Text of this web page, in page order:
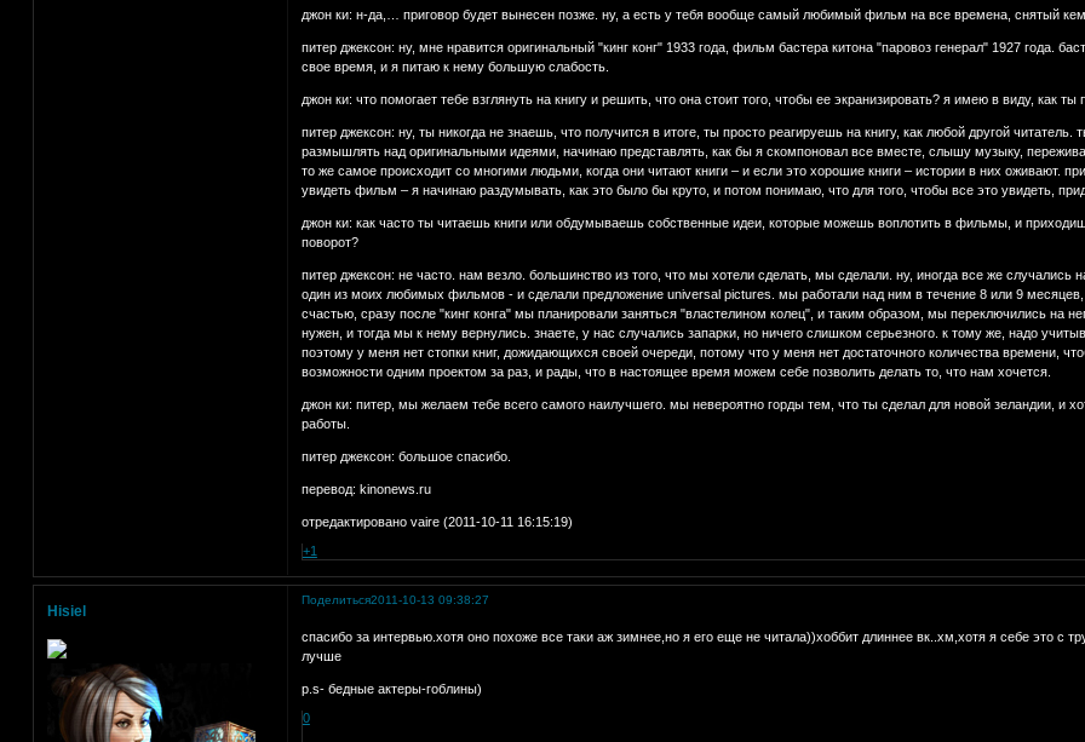
джон ки: н-да,… приговор будет вынесен позже. ну, а есть у тебя вообще самый любимый фильм на все времена, снятый
питер джексон: ну, мне нравится оригинальный "кинг конг" 1933 года, фильм бастера китона "паровоз генерал" 1927 года.
свое время, и я питаю к нему большую слабость.
джон ки: что помогает тебе взглянуть на книгу и решить, что она стоит того, чтобы ее экранизировать? я имею в виду, как
питер джексон: ну, ты никогда не знаешь, что получится в итоге, ты просто реагируешь на книгу, как любой другой
размышлять над оригинальными идеями, начинаю представлять, как бы я скомпоновал все вместе, слышу музыку,
то же самое происходит со многими людьми, когда они читают книги – и если это хорошие книги – истории в них оживают.
увидеть фильм – я начинаю раздумывать, как это было бы круто, и потом понимаю, что для того, чтобы все это увидеть,
джон ки: как часто ты читаешь книги или обдумываешь собственные идеи, которые можешь воплотить в фильмы, и
поворот?
питер джексон: не часто. нам везло. большинство из того, что мы хотели сделать, мы сделали. ну, иногда все же случались
один из моих любимых фильмов - и сделали предложение universal pictures. мы работали над ним в течение 8 или 9 месяцев,
счастью, сразу после "кинг конга" мы планировали заняться "властелином колец", и таким образом, мы переключились на
нужен, и тогда мы к нему вернулись. знаете, у нас случались запарки, но ничего слишком серьезного. к тому же, надо
поэтому у меня нет стопки книг, дожидающихся своей очереди, потому что у меня нет достаточного количества времени,
возможности одним проектом за раз, и рады, что в настоящее время можем себе позволить делать то, что нам хочется.
джон ки: питер, мы желаем тебе всего самого наилучшего. мы невероятно горды тем, что ты сделал для новой зеландии, и
работы.
питер джексон: большое спасибо.
перевод: kinonews.ru
отредактировано vaire (2011-10-11 16:15:19)
+1
Поделиться2011-10-13 09:38:27
Hisiel
спасибо за интервью.хотя оно похоже все таки аж зимнее,но я его еще не читала))хоббит длиннее вк..хм,хотя я себе это
лучше
p.s- бедные актеры-гоблины)
0